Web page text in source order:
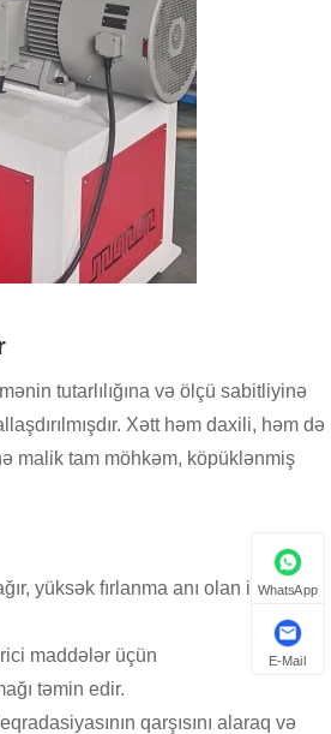
tutarlılığına və ölçü sabitliyinə
Xətt həm daxili, həm də
malik tam möhkəm, köpüklənmiş
yüksək fırlanma anı olan iki vintli
maddələr üçün
təmin edir.
qarşısını alaraq və
WhatsApp
E-Mail